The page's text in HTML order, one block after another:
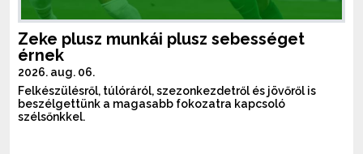
Zeke plusz munkái plusz sebességet
érnek
2026. aug. 06.
Felkészülésről, túlóráról, szezonkezdetről és jövőről is
beszélgettünk a magasabb fokozatra kapcsoló
szélsőnkkel.